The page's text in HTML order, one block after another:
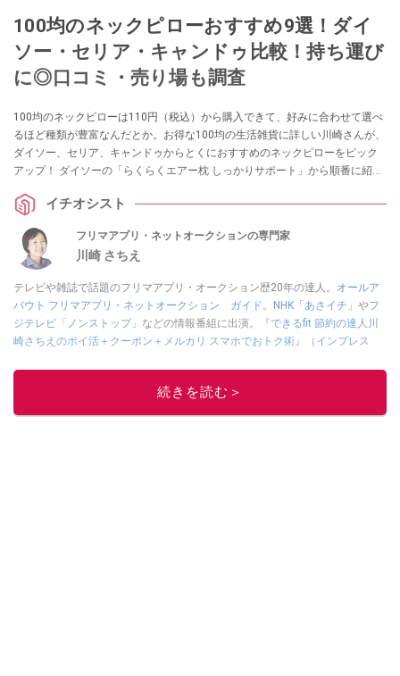
100均のネックピローおすすめ9選！ダイ
ソー・セリア・キャンドゥ比較！持ち運び
に◎口コミ・売り場も調査
100均のネックピローは110円（税込）から購入できて、好みに合わせて選べ
るほど種類が豊富なんだとか。お得な100均の生活雑貨に詳しい川崎さんが、
ダイソー、セリア、キャンドゥからとくにおすすめのネックピローをピック
アップ！ ダイソーの「らくらくエアー枕 しっかりサポート」から順番に紹介
もまとめました。
イチオシスト
フリマアプリ・ネットオークションの専門家
川崎 さちえ
テレビや雑誌で話題のフリマアプリ・オークション歴20年の達人。 オールア
バウト フリマアプリ・ネットオークション ガイド 。 NHK「あさイチ」 やフ
ジテレビ「ノンストップ」 などの情報番組に出演。
『できるfit 節約の達人川
崎さちえのポイ活＋クーポン＋メルカリ スマホでおトク術』（インプレス
的に稼ぐ！』（翔泳社刊）
■経歴：2003年、夫が子育てをするために、突然会社を辞める。翌月からの
続きを読む＞